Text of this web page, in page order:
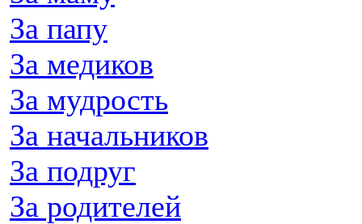
За папу
За медиков
За мудрость
За начальников
За подруг
За родителей